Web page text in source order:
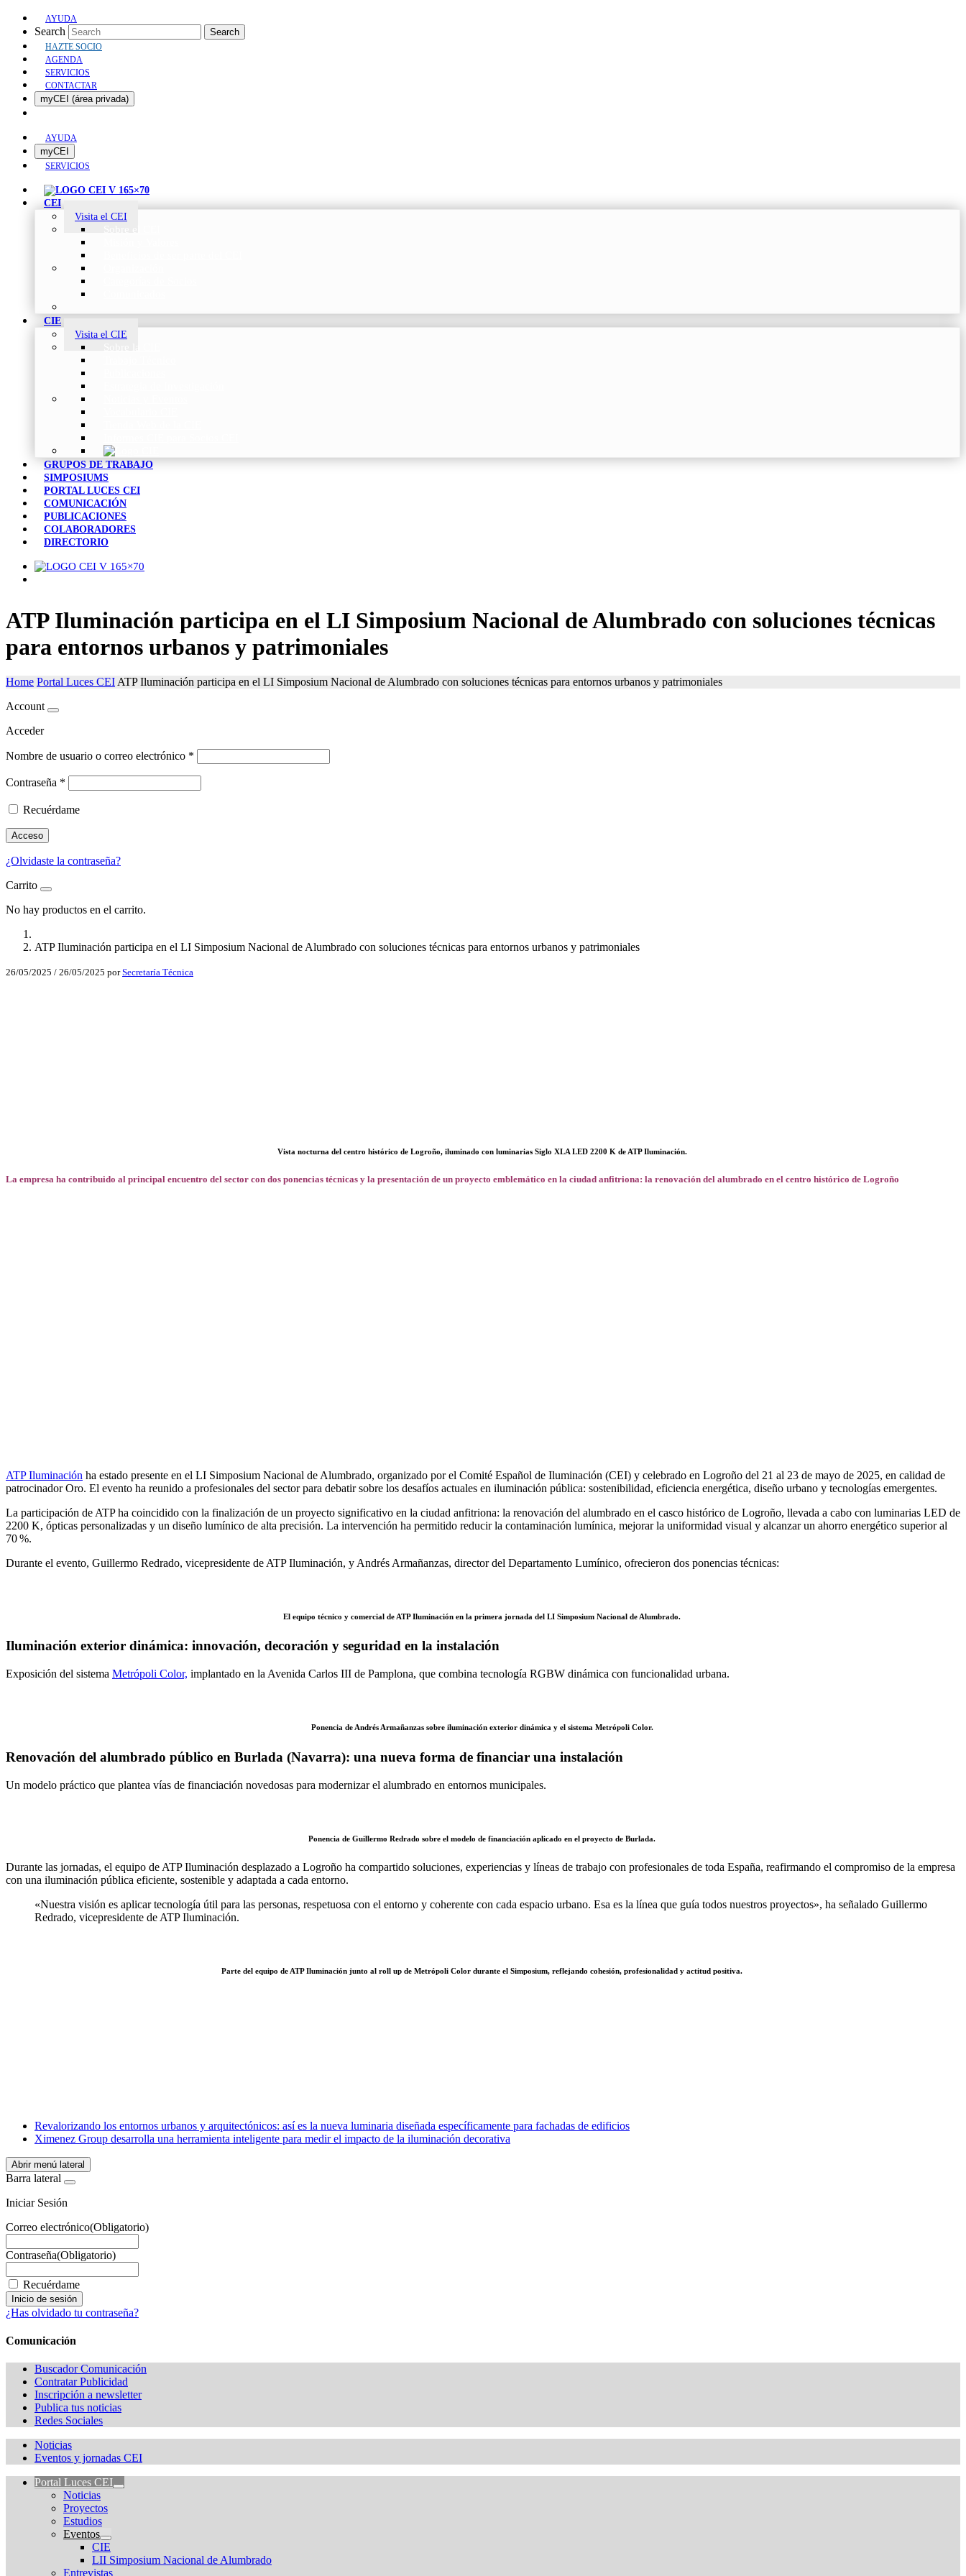
AYUDA
Search Search
HAZTE SOCIO
AGENDA
SERVICIOS
CONTACTAR
myCEI (área privada)
AYUDA
myCEI
SERVICIOS
CEI
Visita el CEI
CIE
Visita el CIE
GRUPOS DE TRABAJO
SIMPOSIUMS
PORTAL LUCES CEI
COMUNICACIÓN
PUBLICACIONES
COLABORADORES
DIRECTORIO
ATP Iluminación participa en el LI Simposium Nacional de Alumbrado con soluciones técnicas
para entornos urbanos y patrimoniales
Home Portal Luces CEIATP Iluminación participa en el LI Simposium Nacional de Alumbrado con soluciones técnicas para entornos urbanos y patrimoniales
Account
Acceder
Nombre de usuario o correo electrónico *
Contraseña *
Recuérdame
Acceso
¿Olvidaste la contraseña?
Carrito
No hay productos en el carrito.
ATP Iluminación participa en el LI Simposium Nacional de Alumbrado con soluciones técnicas para entornos urbanos y patrimoniales
26/05/2025 / 26/05/2025 porSecretaría Técnica
Vista nocturna del centro histórico de Logroño, iluminado con luminarias Siglo XLA LED 2200 K de ATP Iluminación.
La empresa ha contribuido al principal encuentro del sector con dos ponencias técnicas y la presentación de un proyecto emblemático en la ciudad anfitriona: la renovación del alumbrado en el centro histórico de Logroño
ATP Iluminación ha estado presente en el LI Simposium Nacional de Alumbrado, organizado por el Comité Español de Iluminación (CEI) y celebrado en Logroño del 21 al 23 de mayo de 2025, en calidad de
patrocinador Oro. El evento ha reunido a profesionales del sector para debatir sobre los desafíos actuales en iluminación pública: sostenibilidad, eficiencia energética, diseño urbano y tecnologías emergentes.
La participación de ATP ha coincidido con la finalización de un proyecto significativo en la ciudad anfitriona: la renovación del alumbrado en el casco histórico de Logroño, llevada a cabo con luminarias LED de
2200 K, ópticas personalizadas y un diseño lumínico de alta precisión. La intervención ha permitido reducir la contaminación lumínica, mejorar la uniformidad visual y alcanzar un ahorro energético superior al
70 %.
Durante el evento, Guillermo Redrado, vicepresidente de ATP Iluminación, y Andrés Armañanzas, director del Departamento Lumínico, ofrecieron dos ponencias técnicas:
El equipo técnico y comercial de ATP Iluminación en la primera jornada del LI Simposium Nacional de Alumbrado.
Iluminación exterior dinámica: innovación, decoración y seguridad en la instalación
Exposición del sistema Metrópoli Color, implantado en la Avenida Carlos III de Pamplona, que combina tecnología RGBW dinámica con funcionalidad urbana.
Ponencia de Andrés Armañanzassobre iluminación exterior dinámica y el sistema Metrópoli Color.
Renovación del alumbrado público en Burlada (Navarra): una nueva forma de financiar una instalación
Un modelo práctico que plantea vías de financiación novedosas para modernizar el alumbrado en entornos municipales.
Ponencia de Guillermo Redrado sobre el modelo de financiación aplicado en el proyecto de Burlada.
Durante las jornadas, el equipo de ATP Iluminación desplazado a Logroño ha compartido soluciones, experiencias y líneas de trabajo con profesionales de toda España, reafirmando el compromiso de la empresa
con una iluminación pública eficiente, sostenible y adaptada a cada entorno.
«Nuestra visión es aplicar tecnología útil para las personas, respetuosa con el entorno y coherente con cada espacio urbano. Esa es la línea que guía todos nuestros proyectos», ha señalado Guillermo
Redrado, vicepresidente de ATP Iluminación.
Parte del equipo de ATP Iluminación junto al roll up de Metrópoli Color durante el Simposium, reflejando cohesión, profesionalidad y actitud positiva.
WhatsApp
Revalorizando los entornos urbanos y arquitectónicos: así es la nueva luminaria diseñada específicamente para fachadas de edificios
Ximenez Group desarrolla una herramienta inteligente para medir el impacto de la iluminación decorativa
Abrir menú lateral
Barra lateral
Iniciar Sesión
Correo electrónico(Obligatorio)
Contraseña(Obligatorio)
Recuérdame
¿Has olvidado tu contraseña?
Comunicación
Buscador Comunicación
Contratar Publicidad
Inscripción a newsletter
Publica tus noticias
Redes Sociales
Noticias
Eventos y jornadas CEI
Portal Luces CEI
Noticias
Proyectos
Estudios
Eventos
CIE
LII Simposium Nacional de Alumbrado
Entrevistas